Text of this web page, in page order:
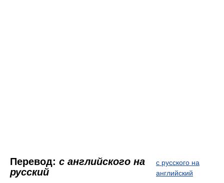
Перевод: с английского на
русский
с русского на
английский